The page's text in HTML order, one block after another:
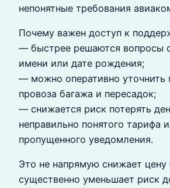
непонятные требования
Почему важен доступ к
— быстрее решаются вопросы
имени или дате рождения;
— можно оперативно уточнить
провоза багажа и пересадок;
— снижается риск потерять
неправильно понятого тарифа
пропущенного уведомления.
Это не напрямую снижает цену
существенно уменьшает риск